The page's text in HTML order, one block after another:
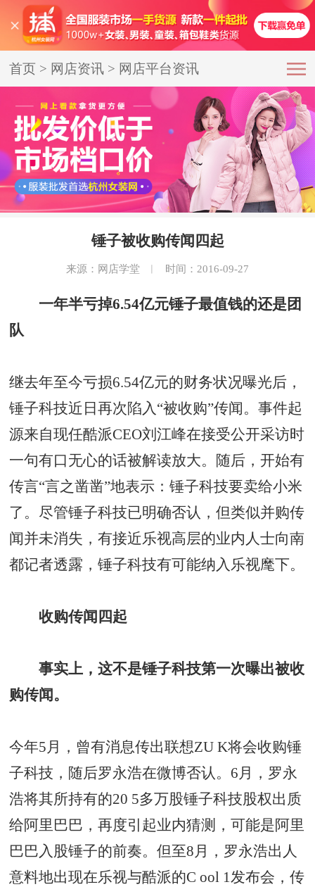
首页 > 网店资讯 > 网店平台资讯
锤子被收购传闻四起
来源：网店学堂 ︱ 时间：2016-09-27
一年半亏掉6.54亿元锤子最值钱的还是团
队
继去年至今亏损6.54亿元的财务状况曝光后，
锤子科技近日再次陷入“被收购”传闻。事件起
源来自现任酷派CEO刘江峰在接受公开采访时
一句有口无心的话被解读放大。随后，开始有
传言“言之凿凿”地表示：锤子科技要卖给小米
了。尽管锤子科技已明确否认，但类似并购传
闻并未消失，有接近乐视高层的业内人士向南
都记者透露，锤子科技有可能纳入乐视麾下。
收购传闻四起
事实上，这不是锤子科技第一次曝出被收
购传闻。
今年5月，曾有消息传出联想ZU K将会收购锤
子科技，随后罗永浩在微博否认。6月，罗永
浩将其所持有的20 5多万股锤子科技股权出质
给阿里巴巴，再度引起业内猜测，可能是阿里
巴巴入股锤子的前奏。但至8月，罗永浩出人
意料地出现在乐视与酷派的C ool 1发布会，传